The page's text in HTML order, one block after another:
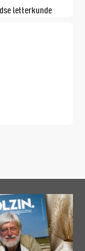
letterkunde